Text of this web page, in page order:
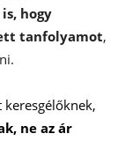
hogy
tanfolyamot,
ne az ár